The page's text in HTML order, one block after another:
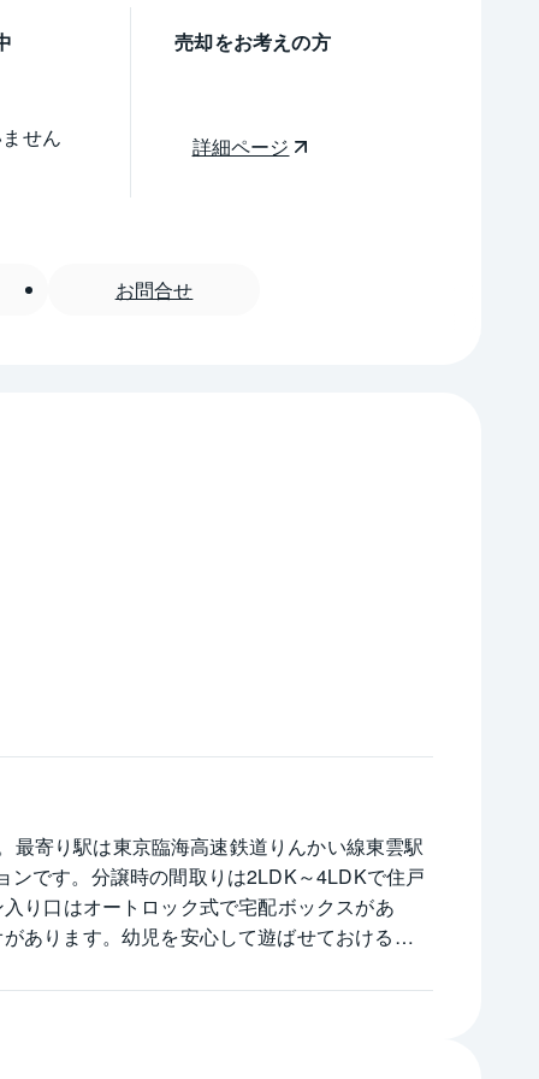
せん
売却をお考えの方
詳細ページ
お問合せ
寄り駅は東京臨海高速鉄道りんかい線東雲駅
です。分譲時の間取りは2LDK～4LDKで住戸
り口はオートロック式で宅配ボックスがあ
ります。幼児を安心して遊ばせておける空間